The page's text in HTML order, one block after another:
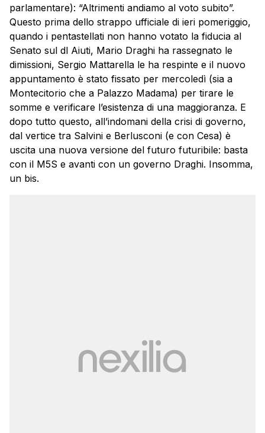
parlamentare): “Altrimenti andiamo al voto subito”.
Questo prima dello strappo ufficiale di ieri pomeriggio,
quando i pentastellati non hanno votato la fiducia al
Senato sul dl Aiuti, Mario Draghi ha rassegnato le
dimissioni, Sergio Mattarella le ha respinte e il nuovo
appuntamento è stato fissato per mercoledì (sia a
Montecitorio che a Palazzo Madama) per tirare le
somme e verificare l’esistenza di una maggioranza. E
dopo tutto questo, all’indomani della crisi di governo,
dal vertice tra Salvini e Berlusconi (e con Cesa) è
uscita una nuova versione del futuro futuribile: basta
con il M5S e avanti con un governo Draghi. Insomma,
un bis.